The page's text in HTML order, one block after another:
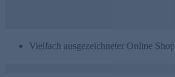
Vielfach ausgezeichneter Online Shop